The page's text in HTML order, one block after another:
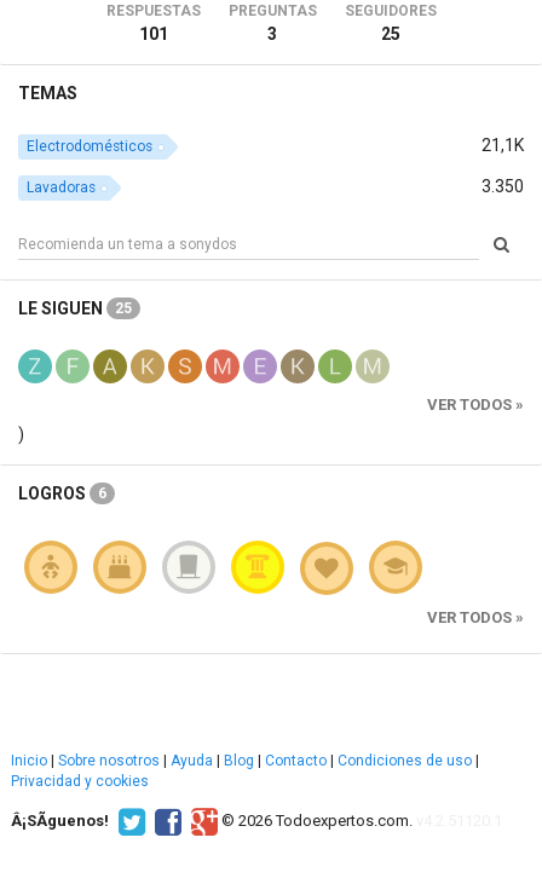
RESPUESTAS
101
PREGUNTAS
3
SEGUIDORES
25
TEMAS
21,1K
Electrodomésticos
3.350
Lavadoras
LE SIGUEN 25
VER TODOS »
)
LOGROS 6
VER TODOS »
Inicio | Sobre nosotros | Ayuda | Blog | Contacto | Condiciones de uso |
Privacidad y cookies
Â¡SÃ­guenos! © 2026 Todoexpertos.com.